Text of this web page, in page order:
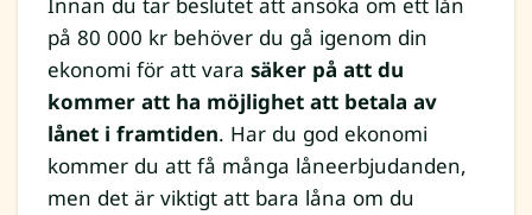
Innan du tar beslutet att ansöka om ett lån
på 80 000 kr behöver du gå igenom din
ekonomi för att vara säker på att du
kommer att ha möjlighet att betala av
lånet i framtiden. Har du god ekonomi
kommer du att få många låneerbjudanden,
men det är viktigt att bara låna om du